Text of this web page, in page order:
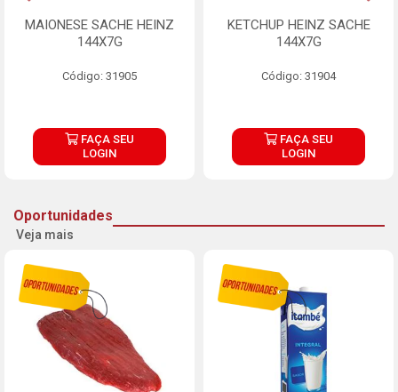
MAIONESE SACHE HEINZ
144X7G
Código: 31905
FAÇA SEU
LOGIN
KETCHUP HEINZ SACHE
144X7G
Código: 31904
FAÇA SEU
LOGIN
Oportunidades
Veja mais